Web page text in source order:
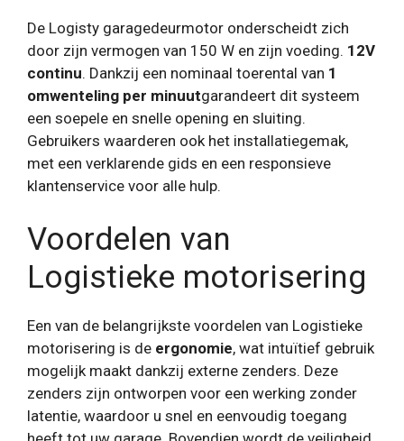
De Logisty garagedeurmotor onderscheidt zich
door zijn vermogen van 150 W en zijn voeding. 12V
continu. Dankzij een nominaal toerental van 1
omwenteling per minuutgarandeert dit systeem
een ​​soepele en snelle opening en sluiting.
Gebruikers waarderen ook het installatiegemak,
met een verklarende gids en een responsieve
klantenservice voor alle hulp.
Voordelen van
Logistieke motorisering
Een van de belangrijkste voordelen van Logistieke
motorisering is de ergonomie, wat intuïtief gebruik
mogelijk maakt dankzij externe zenders. Deze
zenders zijn ontworpen voor een werking zonder
latentie, waardoor u snel en eenvoudig toegang